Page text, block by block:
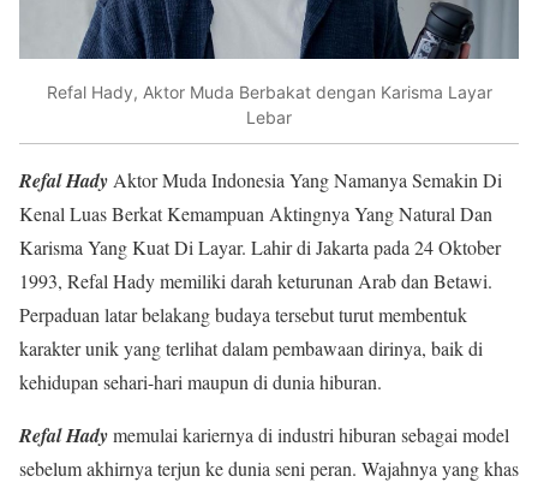
Refal Hady, Aktor Muda Berbakat dengan Karisma Layar
Lebar
Refal Hady Aktor Muda Indonesia Yang Namanya Semakin Di
Kenal Luas Berkat Kemampuan Aktingnya Yang Natural Dan
Karisma Yang Kuat Di Layar. Lahir di Jakarta pada 24 Oktober
1993, Refal Hady memiliki darah keturunan Arab dan Betawi.
Perpaduan latar belakang budaya tersebut turut membentuk
karakter unik yang terlihat dalam pembawaan dirinya, baik di
kehidupan sehari-hari maupun di dunia hiburan.
Refal Hadymemulai kariernya di industri hiburan sebagai model
sebelum akhirnya terjun ke dunia seni peran. Wajahnya yang khas